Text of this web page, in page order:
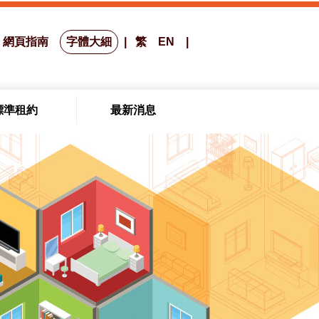
網頁指南 字體大細 繁 EN
準租約 最新消息